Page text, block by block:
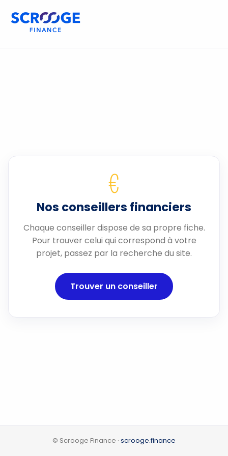
€
Nos conseillers financiers
Chaque conseiller dispose de sa propre fiche.
Pour trouver celui qui correspond à votre
projet, passez par la recherche du site.
Trouver un conseiller
© Scrooge Finance · scrooge.finance